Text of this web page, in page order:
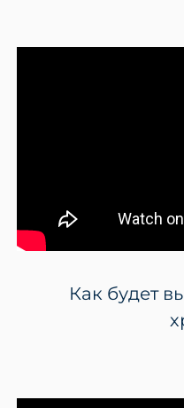
Как будет